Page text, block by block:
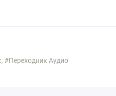
#Переходник Аудио